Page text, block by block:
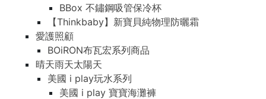
BBox 不鏽鋼吸管保冷杯
【Thinkbaby】新寶貝純物理防曬霜
愛護照顧
BOiRON布瓦宏系列商品
晴天雨天太陽天
美國 i play玩水系列
美國 i play 寶寶海灘褲